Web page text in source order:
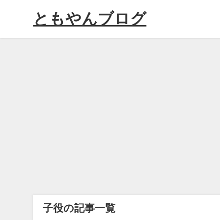
ともやんブログ
子役の記事一覧